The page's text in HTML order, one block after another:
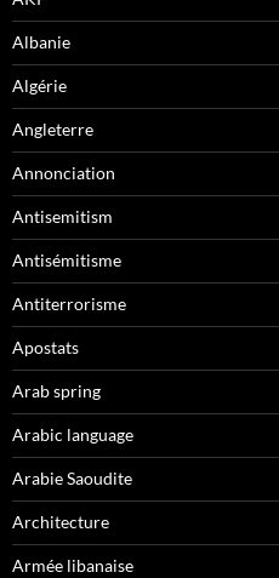
Albanie
Algérie
Angleterre
Annonciation
Antisemitism
Antisémitisme
Antiterrorisme
Apostats
Arab spring
Arabic language
Arabie Saoudite
Architecture
Armée libanaise